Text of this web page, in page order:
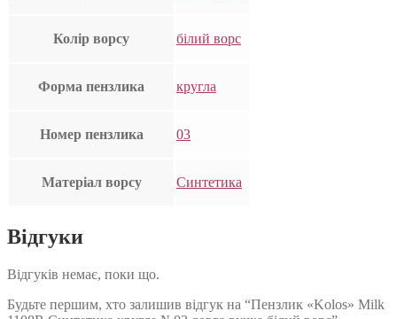
Колір ворсу білий ворс
Форма пензлика кругла
Номер пензлика 03
Матеріал ворсу Синтетика
Відгуки
Відгуків немає, поки що.
Будьте першим, хто залишив відгук на “Пензлик «Kolos» Milk